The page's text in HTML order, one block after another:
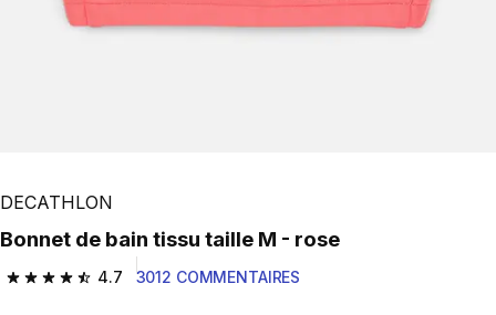
DECATHLON
Bonnet de bain tissu taille M - rose
4.7
4.7 out of 5 stars from 3012 reviews
3012 COMMENTAIRES